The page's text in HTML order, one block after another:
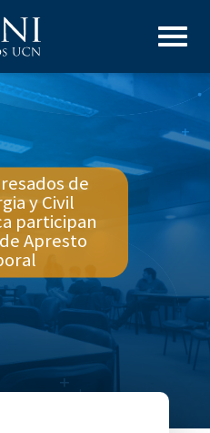
de
y Civil
participan
Apresto